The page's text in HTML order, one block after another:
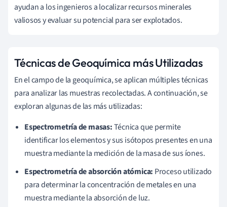
ayudan a los ingenieros a localizar recursos minerales
valiosos y evaluar su potencial para ser explotados.
Técnicas de Geoquímica más Utilizadas
En el campo de la geoquímica, se aplican múltiples técnicas
para analizar las muestras recolectadas. A continuación, se
exploran algunas de las más utilizadas:
Espectrometría de masas:Técnica que permite
identificar los elementos y sus isótopos presentes en una
muestra mediante la medición de la masa de sus íones.
Espectrometría de absorción atómica: Proceso utilizado
para determinar la concentración de metales en una
muestra mediante la absorción de luz.